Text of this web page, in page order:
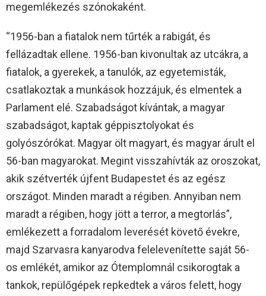
megemlékezés szónokaként.
“1956-ban a fiatalok nem tűrték a rabigát, és
fellázadtak ellene. 1956-ban kivonultak az utcákra, a
fiatalok, a gyerekek, a tanulók, az egyetemisták,
csatlakoztak a munkások hozzájuk, és elmentek a
Parlament elé. Szabadságot kívántak, a magyar
szabadságot, kaptak géppisztolyokat és
golyószórókat. Magyar ölt magyart, és magyar árult el
56-ban magyarokat. Megint visszahívták az oroszokat,
akik szétverték újfent Budapestet és az egész
országot. Minden maradt a régiben. Annyiban nem
maradt a régiben, hogy jött a terror, a megtorlás”,
emlékezett a forradalom leverését követő évekre,
majd Szarvasra kanyarodva felelevenítette saját 56-
os emlékét, amikor az Ótemplomnál csikorogtak a
tankok, repülőgépek repkedtek a város felett, hogy